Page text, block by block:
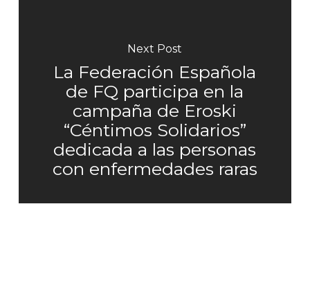
Next Post
La Federación Española
de FQ participa en la
campaña de Eroski
“Céntimos Solidarios”
dedicada a las personas
con enfermedades raras